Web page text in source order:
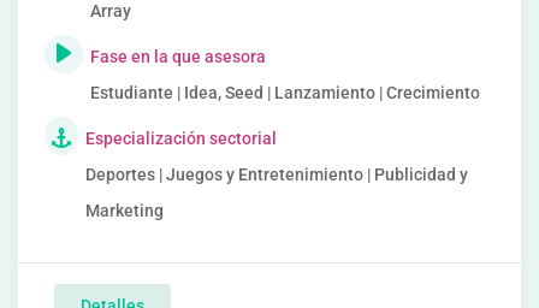
Array
Fase en la que asesora
Estudiante | Idea, Seed | Lanzamiento | Crecimiento
Especialización sectorial
Deportes | Juegos y Entretenimiento | Publicidad y
Marketing